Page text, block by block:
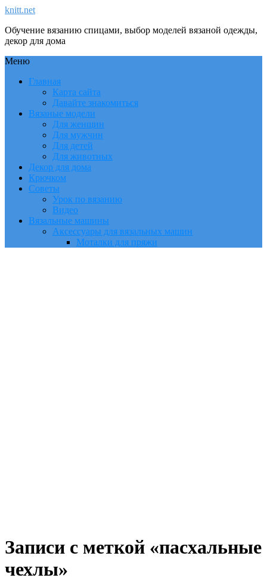
knitt.net
Обучение вязанию спицами, выбор моделей вязаной одежды,
декор для дома
Меню
Главная
Карта сайта
Давайте знакомиться
Вязаные модели
Для женщин
Для мужчин
Для детей
Для животных
Декор для дома
Крючком
Советы
Урок по вязанию
Видео
Вязальные машины
Аксессуары для вязальных машин
Моталки для пряжи
Записи с меткой «пасхальные
чехлы»